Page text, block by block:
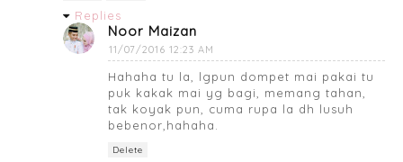
Replies
Noor Maizan
11/07/2016 12:23 AM
Hahaha tu la, lgpun dompet mai pakai tu
puk kakak mai yg bagi, memang tahan,
tak koyak pun, cuma rupa la dh lusuh
bebenor,hahaha.
Delete